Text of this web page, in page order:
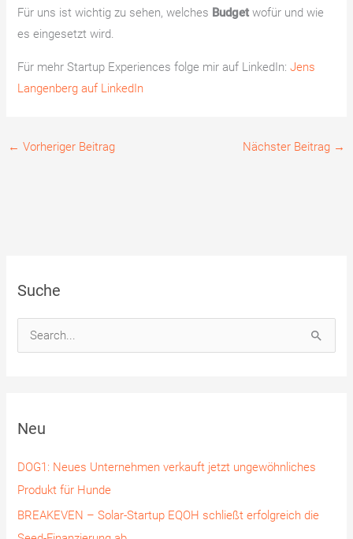
Für uns ist wichtig zu sehen, welches Budget wofür und wie
es eingesetzt wird.
Für mehr Startup Experiences folge mir auf LinkedIn:Jens
Langenberg auf LinkedIn
← Vorheriger Beitrag Nächster Beitrag →
Suche
e
c
Neu
DOG1: Neues Unternehmen verkauft jetzt ungewöhnliches
Produkt für Hunde
BREAKEVEN – Solar-Startup EQOH schließt erfolgreich die